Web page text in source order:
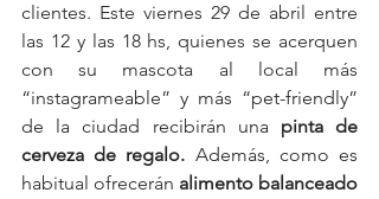
clientes. Este viernes 29 de abril entre
las 12 y las 18 hs, quienes se acerquen
con su mascota al local más
“instagrameable” y más “pet-friendly”
de la ciudad recibirán una pinta de
cerveza de regalo. Además, como es
habitual ofrecerán alimento balanceado